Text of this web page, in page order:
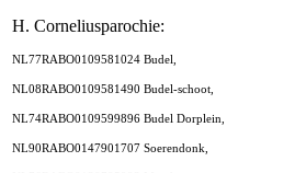
H. Corneliusparochie:
NL77RABO0109581024 Budel,
NL08RABO0109581490 Budel-schoot,
NL74RABO0109599896 Budel Dorplein,
NL90RABO0147901707 Soerendonk,